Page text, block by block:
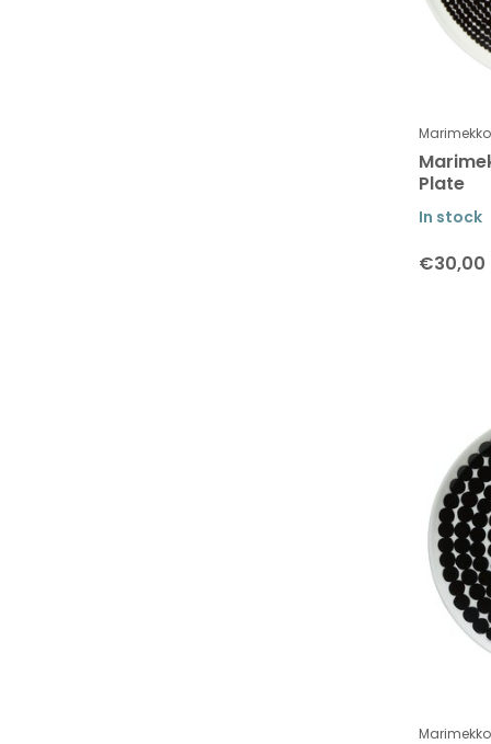
Marimekko
Plate
In stock
€30,00
Marimekko